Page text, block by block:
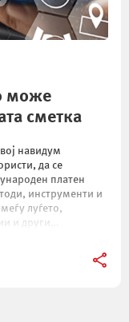
може
сметка
навидум
да се
платен
инструменти и
луѓето,
и други